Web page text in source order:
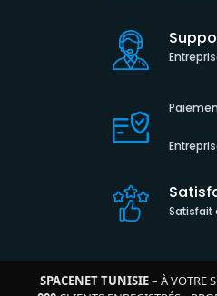
Satisfait
SPACENET TUNISIE– À VOTRE